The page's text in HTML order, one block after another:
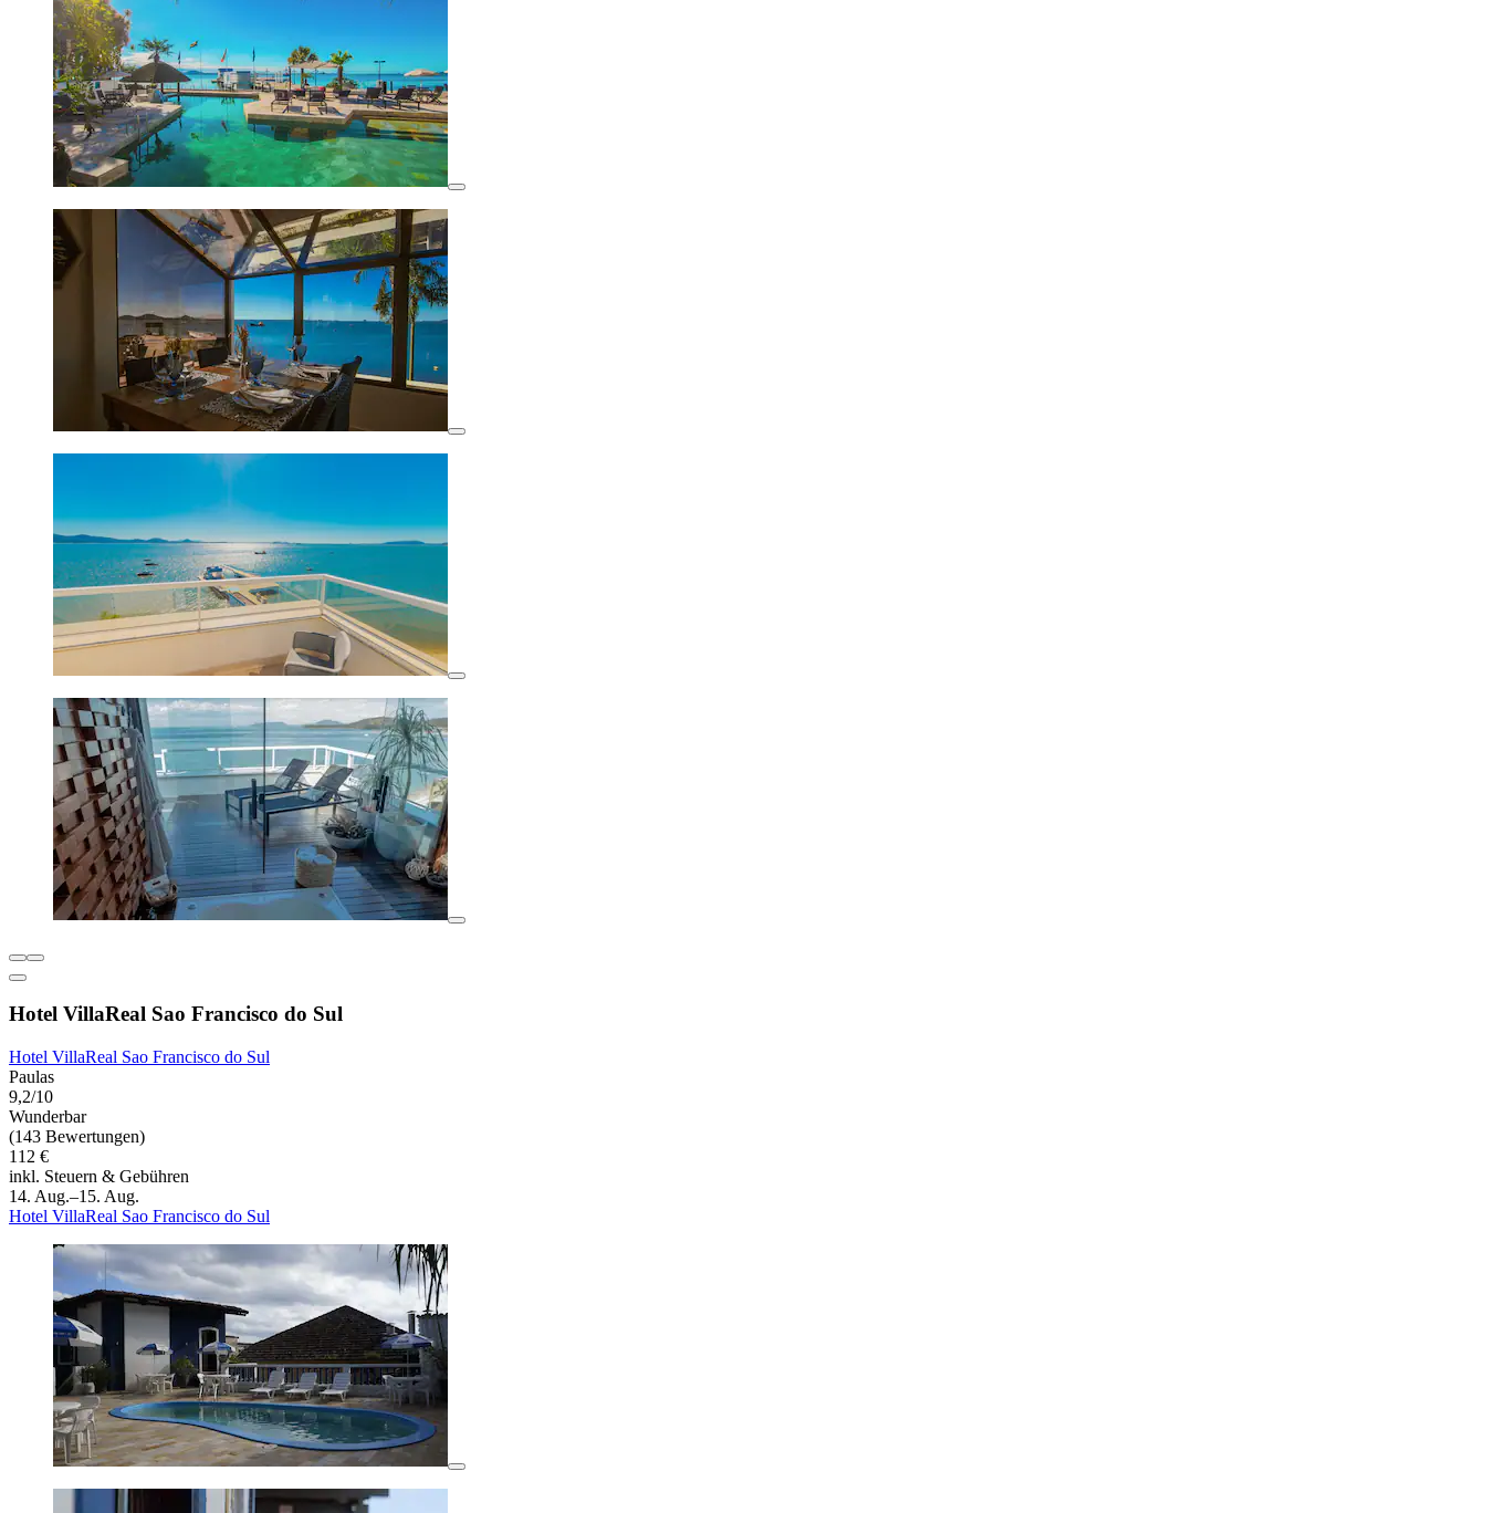
Hotel VillaReal Sao Francisco do Sul
Hotel VillaReal Sao Francisco do Sul
Paulas
9,2/10
Wunderbar
(143 Bewertungen)
112 €
inkl. Steuern & Gebühren
14. Aug.–15. Aug.
Hotel VillaReal Sao Francisco do Sul